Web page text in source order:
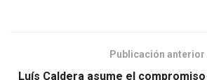
Publicación anterior
Luís Caldera asume el